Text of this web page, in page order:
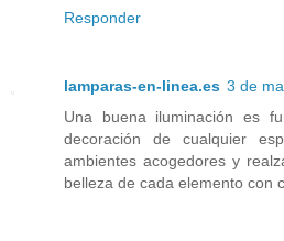
Responder
lamparas-en-linea.es 3 de
Una buena iluminación es
decoración de cualquier
ambientes acogedores y
belleza de cada elemento con